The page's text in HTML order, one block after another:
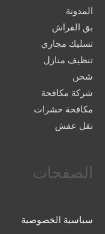
المدونة
بق الفراش
تسليك مجاري
تنظيف منازل
شحن
شركة مكافحة
مكافحة حشرات
نقل عفش
الصفحات
سياسية الخصوصية